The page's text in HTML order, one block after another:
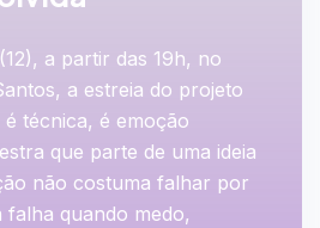
a partir das 19h, no
a estreia do projeto
técnica, é emoção
que parte de uma ideia
não costuma falhar por
quando medo,